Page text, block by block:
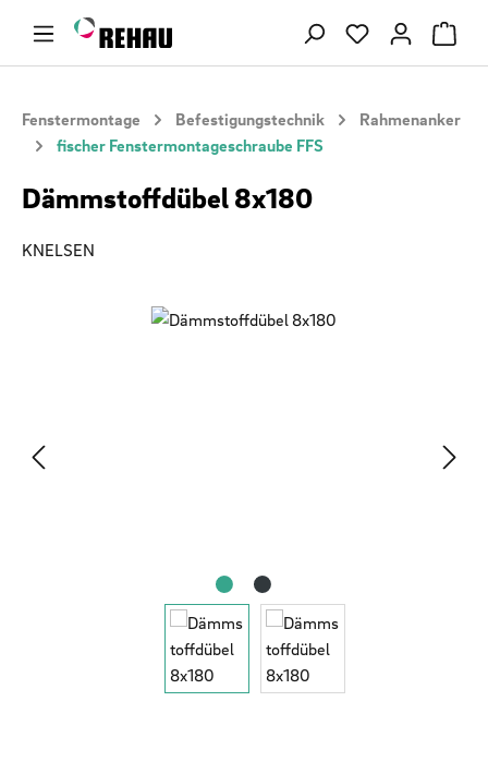
Zum Hauptinhalt springen Du hast 0
Fenstermontage Befestigungstechnik
Rahmenanker
fischer Fenstermontageschraube FFS
Dämmstoffdübel 8x180
KNELSEN
Bildergalerie überspringen